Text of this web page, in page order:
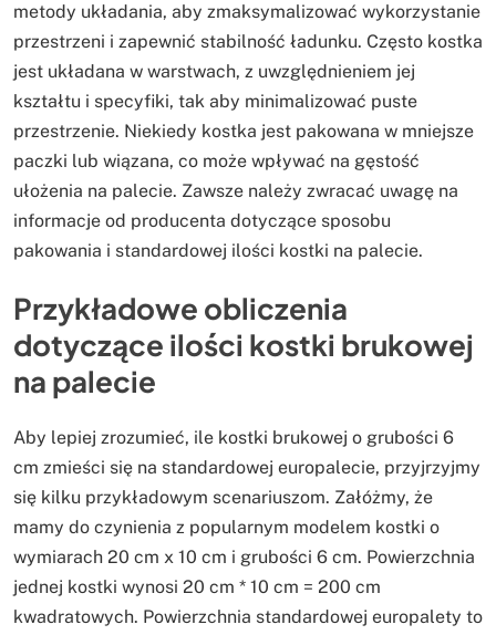
metody układania, aby zmaksymalizować wykorzystanie
przestrzeni i zapewnić stabilność ładunku. Często kostka
jest układana w warstwach, z uwzględnieniem jej
kształtu i specyfiki, tak aby minimalizować puste
przestrzenie. Niekiedy kostka jest pakowana w mniejsze
paczki lub wiązana, co może wpływać na gęstość
ułożenia na palecie. Zawsze należy zwracać uwagę na
informacje od producenta dotyczące sposobu
pakowania i standardowej ilości kostki na palecie.
Przykładowe obliczenia
dotyczące ilości kostki brukowej
na palecie
Aby lepiej zrozumieć, ile kostki brukowej o grubości 6
cm zmieści się na standardowej europalecie, przyjrzyjmy
się kilku przykładowym scenariuszom. Załóżmy, że
mamy do czynienia z popularnym modelem kostki o
wymiarach 20 cm x 10 cm i grubości 6 cm. Powierzchnia
jednej kostki wynosi 20 cm * 10 cm = 200 cm
kwadratowych. Powierzchnia standardowej europalety to